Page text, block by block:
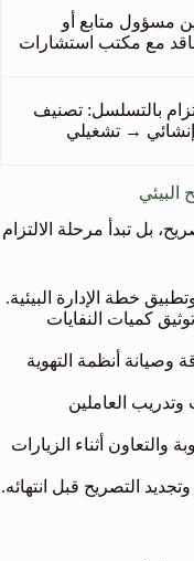
مسؤول متابع أو
مع مكتب استشارات
بالتسلسل: تصنيف
→ تشغيلي
البيئي
بل تبدأ مرحلة الالتزام
خطة الإدارة البيئية.
كميات النفايات
وصيانة أنظمة التهوية
العاملين
والتعاون أثناء الزيارات
التصريح قبل انتهائه.